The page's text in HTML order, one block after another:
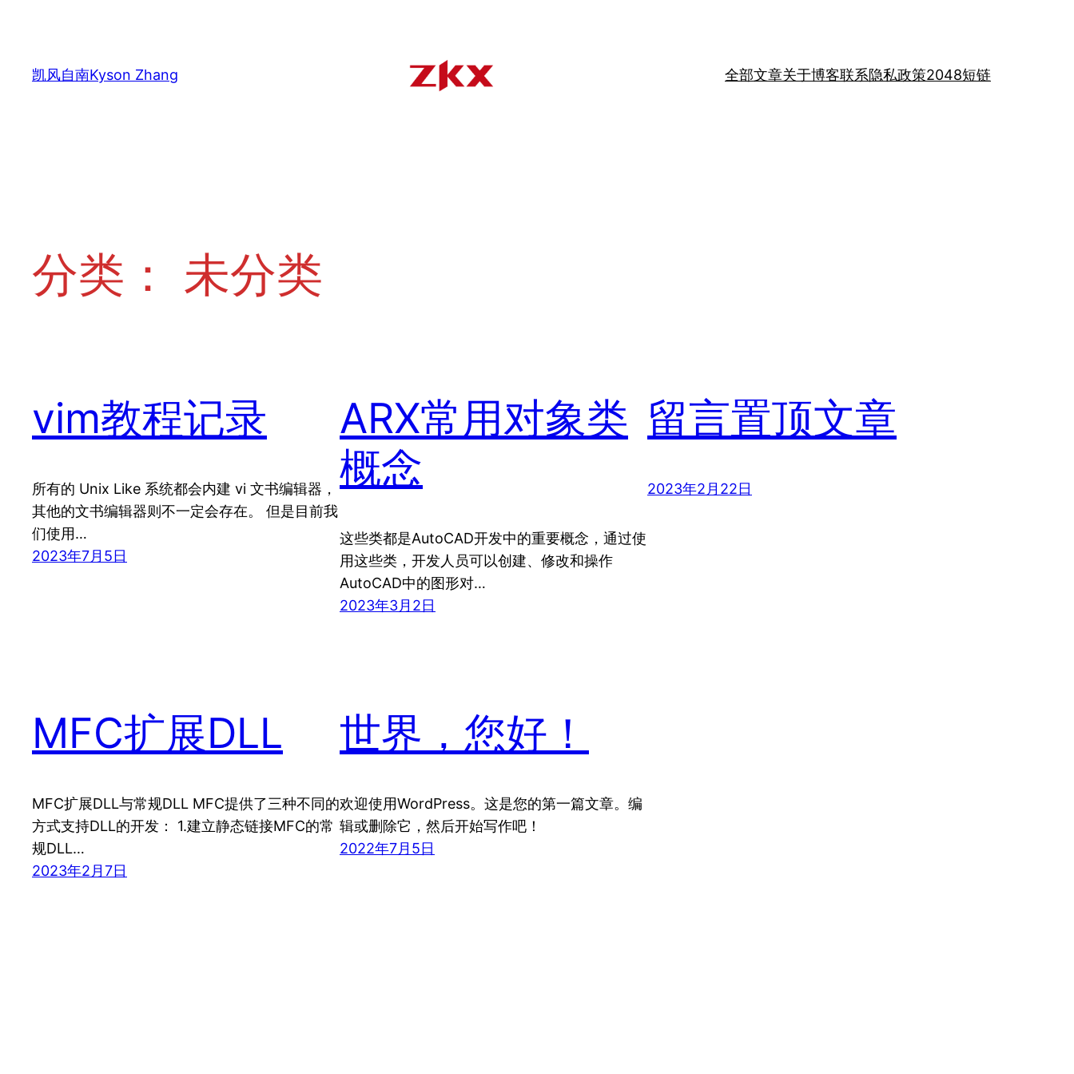
凯风自南Kyson Zhang 全部文章关于博客联系隐私政策2048短链
分类： 未分类
vim教程记录
所有的 Unix Like 系统都会内建 vi 文书编辑器，
其他的文书编辑器则不一定会存在。 但是目前我
们使用…
2023年7月5日
ARX常用对象类
概念
这些类都是AutoCAD开发中的重要概念，通过使
用这些类，开发人员可以创建、修改和操作
AutoCAD中的图形对…
2023年3月2日
留言置顶文章
2023年2月22日
MFC扩展DLL
MFC扩展DLL与常规DLL MFC提供了三种不同的
方式支持DLL的开发： 1.建立静态链接MFC的常
规DLL…
2023年2月7日
世界，您好！
欢迎使用WordPress。这是您的第一篇文章。编
辑或删除它，然后开始写作吧！
2022年7月5日